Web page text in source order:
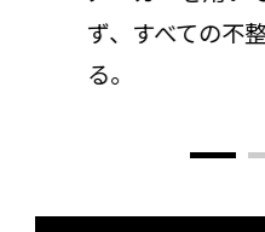
ず、すべての不整脈